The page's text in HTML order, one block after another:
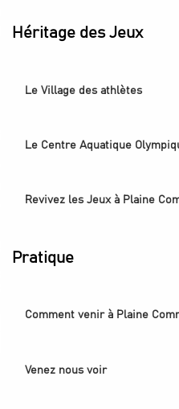
Héritage des Jeux
Le Village des athlètes
Le Centre Aquatique
Revivez les Jeux à Plaine
Pratique
Comment venir à Plaine
Venez nous voir
sur-Seine
Denis
870 870
nous